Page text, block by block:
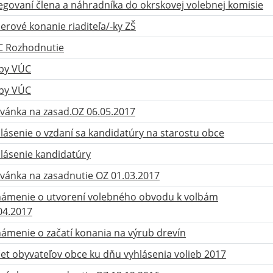
člena a náhradníka do okrskovej volebnej komisie
konanie riaditeľa/-ky ZŠ
Rozhodnutie
VÚC
VÚC
na zasad.OZ 06.05.2017
o vzdaní sa kandidatúry na starostu obce
kandidatúry
na zasadnutie OZ 01.03.2017
o utvorení volebného obvodu k volbám
o začatí konania na výrub drevín
obyvateľov obce ku dňu vyhlásenia volieb 2017